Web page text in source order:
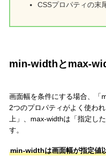
CSSプロパティの末
min-widthとmax-
画面幅を条件にする場合、「
2つのプロパティがよく使わ
上」、max-widthは「指定し
す。
min-widthは画面幅が指定値